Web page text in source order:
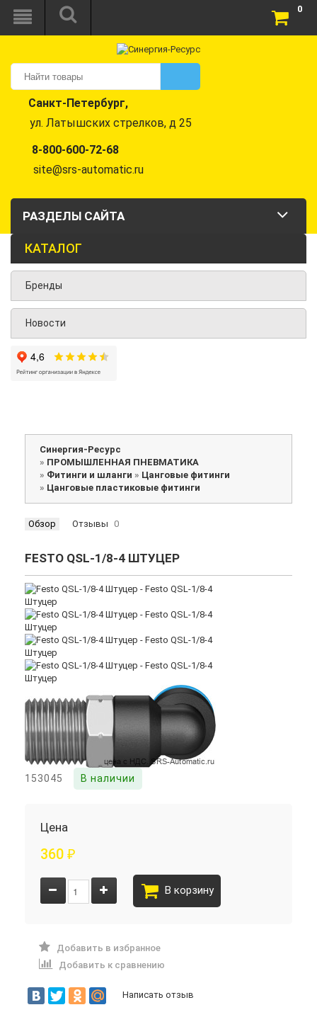
Санкт-Петербург,
ул. Латышских стрелков, д 25
8-800-600-72-68
site@srs-automatic.ru
0
РАЗДЕЛЫ САЙТА
КАТАЛОГ
Бренды
Новости
Синергия-Ресурс
» ПРОМЫШЛЕННАЯ ПНЕВМАТИКА
» Фитинги и шланги » Цанговые фитинги
» Цанговые пластиковые фитинги
Обзор Отзывы 0
FESTO QSL-1/8-4 ШТУЦЕР
153045 В наличии
Цена
360 ₽
В корзину
Добавить в избранное
Добавить к сравнению
Написать отзыв